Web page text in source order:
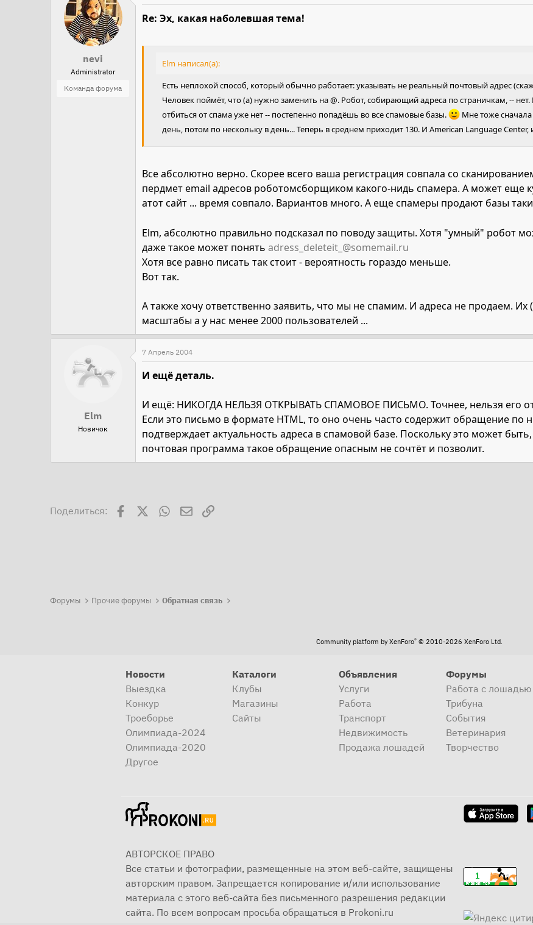
nevi
Administrator
Команда форума
Re: Эх, какая наболевшая тема!
Elm написал(а):
Есть неплохой способ, который обычно работает: указывать не реальный почтовый адрес
Человек поймёт, что (a) нужно заменить на @. Робот, собирающий адреса по страничкам, --
отбиться от спама уже нет -- постепенно попадёшь во все спамовые базы.
Мне тоже
день, потом по нескольку в день... Теперь в среднем приходит 130. И American Language
Все абсолютно верно. Скорее всего ваша регистрация совпала со
пердмет email адресов роботомсборщиком какого-нидь спамера. А может еще
атот сайт ... время совпало. Вариантов много. А еще спамеры продают базы
Elm, абсолютно правильно подсказал по поводу защиты. Хотя "умный" робот
даже такое может понять adress_deleteit_@somemail.ru
Хотя все равно писать так стоит - вероятность гораздо меньше.
Вот так.
А также хочу ответственно заявить, что мы не спамим. И адреса не продаем.
масштабы а у нас менее 2000 пользователей ...
Elm
Новичок
7 Апрель 2004
И ещё деталь.
И ещё: НИКОГДА НЕЛЬЗЯ ОТКРЫВАТЬ СПАМОВОЕ ПИСЬМО. Точнее, нельзя его
Если это письмо в формате HTML, то оно очень часто содержит обращение по
подтверждает актуальность адреса в спамовой базе. Поскольку это может
почтовая программа такое обращение опасным не сочтёт и позволит.
Поделиться: FacebookWhatsAppЭлектронная почта
Ссылка
Форумы Прочие форумы Обратная связь
Community platform by XenForo® © 2010-2026 XenForo Ltd.
Новости
Выездка
Конкур
Троеборье
Олимпиада-2024
Олимпиада-2020
Другое
Каталоги
Клубы
Магазины
Сайты
Объявления
Услуги
Работа
Транспорт
Недвижимость
Продажа лошадей
Форумы
Работа с лошадью
Трибуна
События
Ветеринария
Творчество
АВТОРСКОЕ ПРАВО
Все статьи и фотографии, размещенные на этом веб-сайте, защищены
авторским правом. Запрещается копирование и/или использование
материала с этого веб-сайта без письменного разрешения редакции
сайта. По всем вопросам просьба обращаться в Prokoni.ru